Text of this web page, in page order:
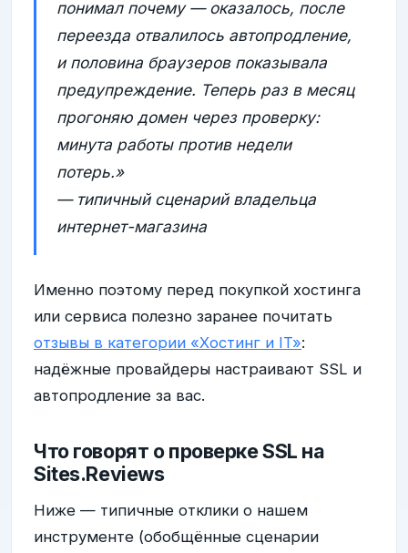
понимал почему — оказалось, после
переезда отвалилось автопродление,
и половина браузеров показывала
предупреждение. Теперь раз в месяц
прогоняю домен через проверку:
минута работы против недели
потерь.»
— типичный сценарий владельца
интернет-магазина
Именно поэтому перед покупкой хостинга
или сервиса полезно заранее почитать
отзывы в категории «Хостинг и IT»:
надёжные провайдеры настраивают SSL и
автопродление за вас.
Что говорят о проверке SSL на
Sites.Reviews
Ниже — типичные отклики о нашем
инструменте (обобщённые сценарии